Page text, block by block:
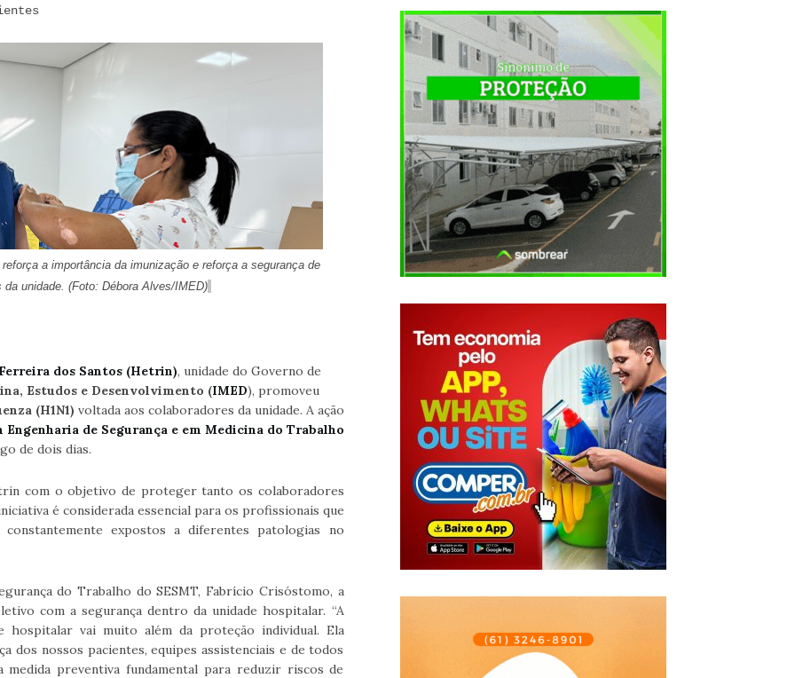
reforça a importância da imunização e reforça a segurança de
unidade. (Foto: Débora Alves/IMED)
dos Santos (Hetrin), unidade do Governo de
Estudos e Desenvolvimento (IMED), promoveu
(H1N1) voltada aos colaboradores da unidade. A ação
de Segurança e em Medicina do Trabalho
de dois dias.
com o objetivo de proteger tanto os colaboradores
é considerada essencial para os profissionais que
expostos a diferentes patologias no
do Trabalho do SESMT, Fabrício Crisóstomo, a
com a segurança dentro da unidade hospitalar. “A
hospitalar vai muito além da proteção individual. Ela
dos nossos pacientes, equipes assistenciais e de todos
medida preventiva fundamental para reduzir riscos de